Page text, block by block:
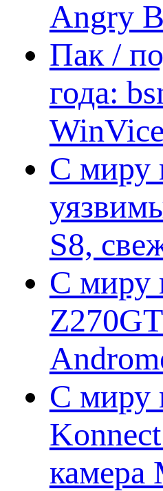
Angry
Пак /
года:
С миру
S8,
С миру
С миру
камера